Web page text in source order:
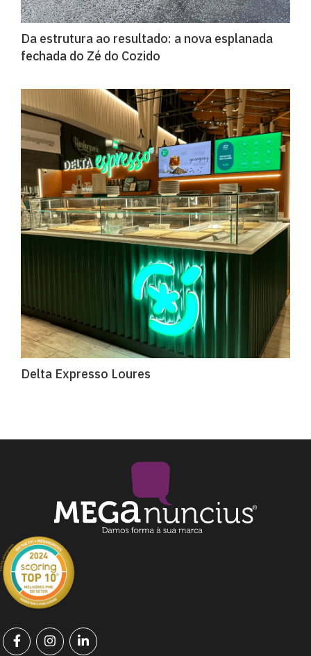
Da estrutura ao resultado: a nova esplanada
fechada do Zé do Cozido
Delta Expresso Loures